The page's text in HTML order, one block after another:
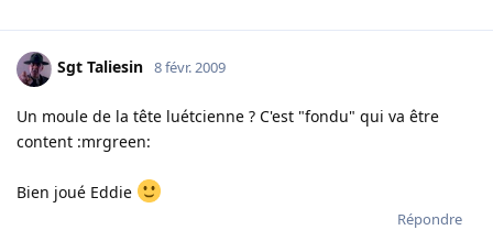
Sgt Taliesin 8 févr. 2009
Un moule de la tête luétcienne ? C'est "fondu" qui va être
content :mrgreen:
Bien joué Eddie
Répondre